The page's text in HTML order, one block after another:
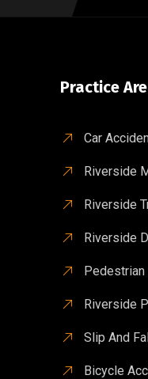
Practice
Car
Riverside
Riverside
Riverside
Riverside
Slip And
Bicycle